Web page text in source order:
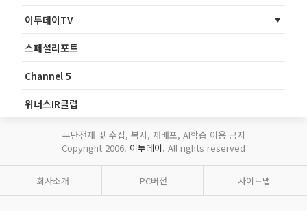
이투데이TV
스페셜리포트
Channel 5
위너스IR클럽
무단전재 및 수집, 복사, 재배포, AI학습 이용 금지
Copyright 2006. 이투데이. All rights reserved
회사소개 PC버전 사이트맵